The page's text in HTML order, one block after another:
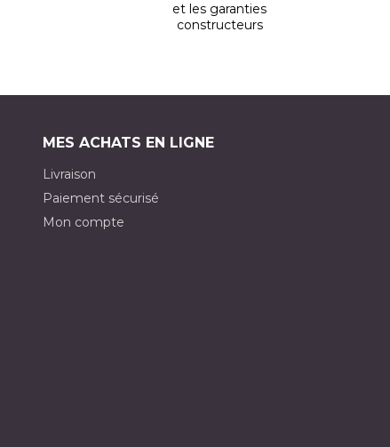
et les garanties
constructeurs
MES ACHATS EN LIGNE
Livraison
Paiement sécurisé
Mon compte